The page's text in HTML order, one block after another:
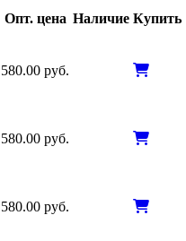
Опт. цена Наличие Купить
580.00 руб.
580.00 руб.
580.00 руб.